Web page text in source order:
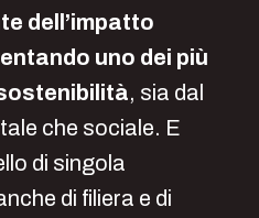
dell’impatto
uno dei più
, sia dal
che sociale. E
di singola
di filiera e di